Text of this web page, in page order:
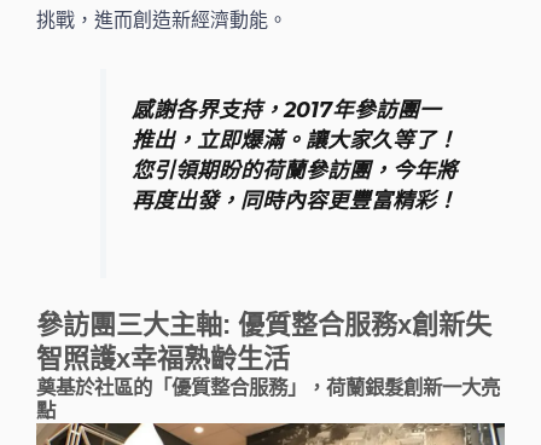
挑戰，進而創造新經濟動能。
感謝各界支持，2017年參訪團一
推出，立即爆滿。讓大家久等了！
您引領期盼的荷蘭參訪團，今年將
再度出發，同時內容更豐富精彩！
參訪團三大主軸: 優質整合服務x創新失
智照護x幸福熟齡生活
奠基於社區的「優質整合服務」，荷蘭銀髮創新一大亮
點